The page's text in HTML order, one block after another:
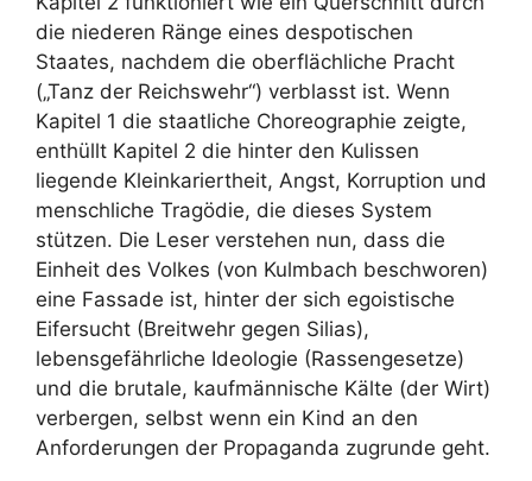
die niederen Ränge eines despotischen
Staates, nachdem die oberflächliche Pracht
(„Tanz der Reichswehr“) verblasst ist. Wenn
Kapitel 1 die staatliche Choreographie zeigte,
enthüllt Kapitel 2 die hinter den Kulissen
liegende Kleinkariertheit, Angst, Korruption und
menschliche Tragödie, die dieses System
stützen. Die Leser verstehen nun, dass die
Einheit des Volkes (von Kulmbach beschworen)
eine Fassade ist, hinter der sich egoistische
Eifersucht (Breitwehr gegen Silias),
lebensgefährliche Ideologie (Rassengesetze)
und die brutale, kaufmännische Kälte (der Wirt)
verbergen, selbst wenn ein Kind an den
Anforderungen der Propaganda zugrunde geht.